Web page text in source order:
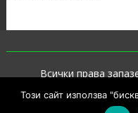
Всички права
Proudly powered by
Този сайт използва